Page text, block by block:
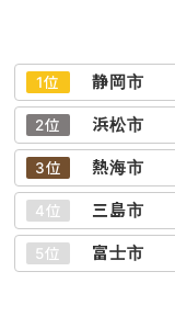
1位 静岡市
2位 浜松市
3位 熱海市
4位 三島市
5位 富士市